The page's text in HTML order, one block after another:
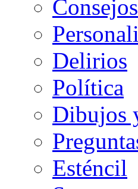
Delirios
Política
Dibujos
Esténcil